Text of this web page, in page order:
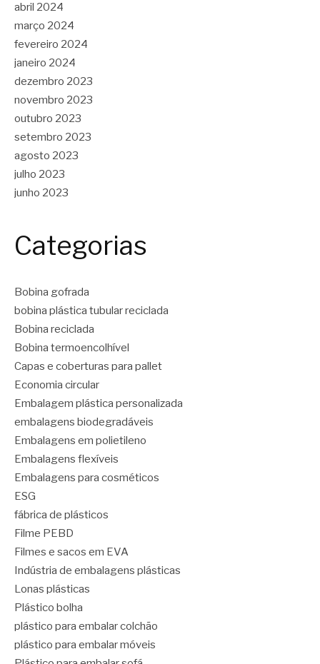
abril 2024
março 2024
fevereiro 2024
janeiro 2024
dezembro 2023
novembro 2023
outubro 2023
setembro 2023
agosto 2023
julho 2023
junho 2023
Categorias
Bobina gofrada
bobina plástica tubular reciclada
Bobina reciclada
Bobina termoencolhível
Capas e coberturas para pallet
Economia circular
Embalagem plástica personalizada
embalagens biodegradáveis
Embalagens em polietileno
Embalagens flexíveis
Embalagens para cosméticos
ESG
fábrica de plásticos
Filme PEBD
Filmes e sacos em EVA
Indústria de embalagens plásticas
Lonas plásticas
Plástico bolha
plástico para embalar colchão
plástico para embalar móveis